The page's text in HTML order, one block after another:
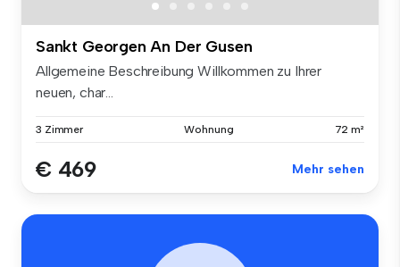
Sankt Georgen An Der Gusen
Allgemeine Beschreibung Willkommen zu Ihrer
neuen, char...
3 Zimmer Wohnung 72 m²
€ 469 Mehr sehen